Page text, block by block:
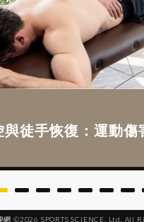
與徒手恢復：運動傷
網 ©2026 SPORTS SCIENCE, Ltd. All